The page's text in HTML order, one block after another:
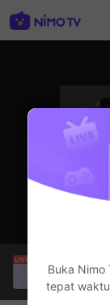
SBTC
PUBG
Buka Nimo
tepat